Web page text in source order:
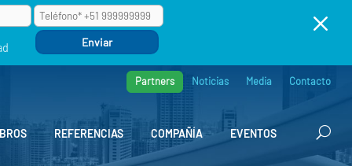
M
Partners Noticias Media Contacto
REFERENCIAS COMPAÑÍA EVENTOS